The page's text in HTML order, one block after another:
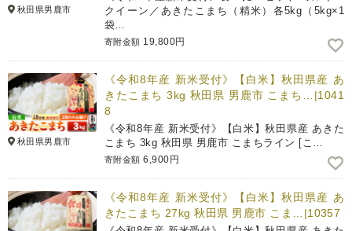
秋田県男鹿市
クイーン／あきたこまち（精米）各5kg（5kg×1
袋…
寄附金額 19,800円
秋田県男鹿市
《令和8年産 新米受付》【白米】秋田県産 あ
きたこまち 3kg 秋田県 男鹿市 こまち…|1041
8
《令和8年産 新米受付》【白米】秋田県産 あきた
こまち 3kg 秋田県 男鹿市 こまちライン [こ…
寄附金額 6,900円
《令和8年産 新米受付》【白米】秋田県産 あ
きたこまち 27kg 秋田県 男鹿市 こま…|10357